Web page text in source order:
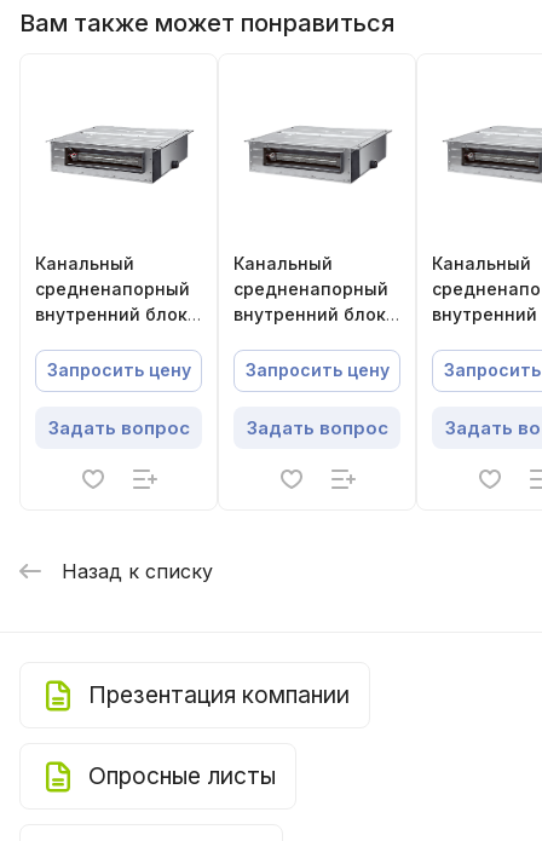
Вам также может понравиться
Канальный
средненапорный
внутренний блок
SMZD07V3AI
Запросить цену
Задать вопрос
Канальный
средненапорный
внутренний блок
SMZD42V3AI
Запросить цену
Задать вопрос
Канальный
внутренний
SMZD31V3AI
Задать
Назад к списку
Презентация компании
Опросные листы